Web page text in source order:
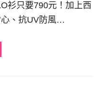
衫只要790元！加上西
、抗UV防風…